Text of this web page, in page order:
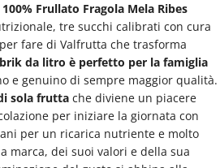
100% Frullato Fragola Mela Ribes
tre succhi calibrati con cura
fare di Valfrutta che trasforma
da litro è perfetto per la famiglia
e genuino di sempre maggior qualità.
sola frutta che diviene un piacere
per iniziare la giornata con
per un ricarica nutriente e molto
marca, dei suoi valori e della sua